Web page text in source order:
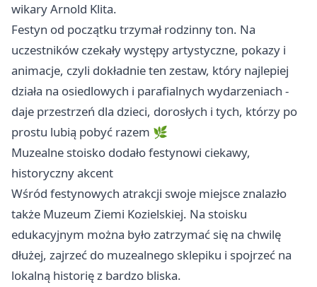
wikary Arnold Klita.
Festyn od początku trzymał rodzinny ton. Na
uczestników czekały występy artystyczne, pokazy i
animacje, czyli dokładnie ten zestaw, który najlepiej
działa na osiedlowych i parafialnych wydarzeniach -
daje przestrzeń dla dzieci, dorosłych i tych, którzy po
prostu lubią pobyć razem 🌿
Muzealne stoisko dodało festynowi ciekawy,
historyczny akcent
Wśród festynowych atrakcji swoje miejsce znalazło
także Muzeum Ziemi Kozielskiej. Na stoisku
edukacyjnym można było zatrzymać się na chwilę
dłużej, zajrzeć do muzealnego sklepiku i spojrzeć na
lokalną historię z bardzo bliska.